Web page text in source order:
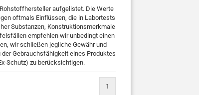
aufgelistet. Die Werte
oftmals Einflüssen, die in Labortests
Substanzen, Konstruktionsmerkmale
empfehlen wir unbedingt einen
wir schließen jegliche Gewähr und
Gebrauchsfähigkeit eines Produktes
Schutz) zu berücksichtigen.
1